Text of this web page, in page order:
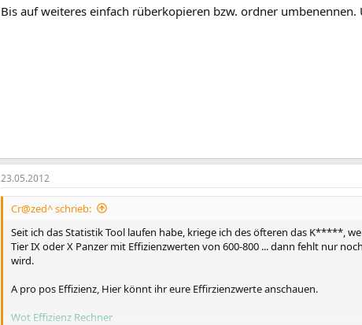
Bis auf weiteres einfach rüberkopieren bzw. ordner
23.05.2012
Cr@zed^ schrieb:
Seit ich das Statistik Tool laufen habe, kriege ich des öfteren das K*****,
Tier IX oder X Panzer mit Effizienzwerten von 600-800 ... dann fehlt nur
wird.
A pro pos Effizienz, Hier könnt ihr eure Effirzienzwerte anschauen.
Wot Effizienz Rechner